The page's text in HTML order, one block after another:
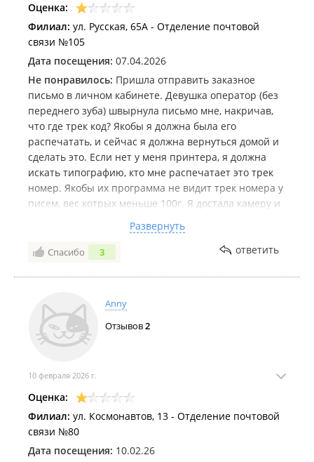
Оценка:
Филиал: ул. Русская, 65А - Отделение почтовой
связи №105
Дата посещения: 07.04.2026
Не понравилось: Пришла отправить заказное
письмо в личном кабинете. Девушка оператор (без
переднего зуба) швырнула письмо мне, накричав,
что где трек код? Якобы я должна была его
распечатать, и сейчас я должна вернуться домой и
сделать это. Если нет у меня принтера, я должна
искать типографию, кто мне распечатает это трек
номер. Якобы их программа не видит трек номера у
писем, вес котрых меньше 100г. Я достала камеру и
выхватить мой телефон, после поняла, что я
снимаю, стала хамить и изворачиваться. Почта
связанные с программами?
Развернуть
Спасибо 3 ответить
Anny
Отзывов2
10 февраля 2026 г.
Оценка:
Филиал: ул. Космонавтов, 13 - Отделение почтовой
связи №80
Дата посещения: 10.02.26